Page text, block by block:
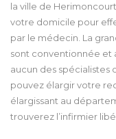
la ville de
votre domicile pour
par le médecin. La
sont conventionnée et
aucun des spécialistes
pouvez élargir votre
élargissant au
trouverez l’infirmier